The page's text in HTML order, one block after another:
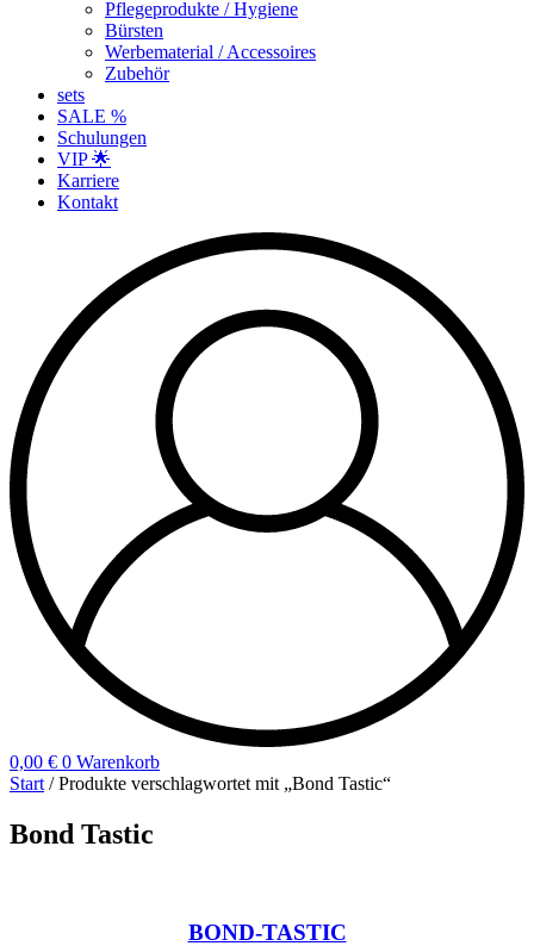
Pflegeprodukte / Hygiene
Bürsten
Werbematerial / Accessoires
Zubehör
sets
SALE %
Schulungen
VIP 🌟
Karriere
Kontakt
0,00 € 0 Warenkorb
Start / Produkte verschlagwortet mit „Bond Tastic“
Bond Tastic
BOND-TASTIC